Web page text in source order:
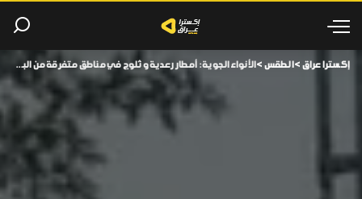
إكسترا عراق >الطقس >الأنواء الجوية: أمطار رعدية وثلوج في مناطق متفرقة من البلاد